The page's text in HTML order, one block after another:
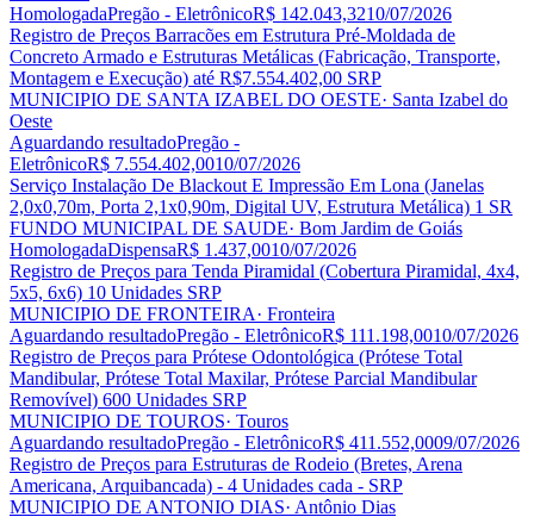
HomologadaPregão - EletrônicoR$ 142.043,3210/07/2026
Registro de Preços Barracões em Estrutura Pré-Moldada de
Concreto Armado e Estruturas Metálicas (Fabricação, Transporte,
Montagem e Execução) até R$7.554.402,00 SRP
MUNICIPIO DE SANTA IZABEL DO OESTE· Santa Izabel do
Oeste
Aguardando resultadoPregão -
EletrônicoR$ 7.554.402,0010/07/2026
Serviço Instalação De Blackout E Impressão Em Lona (Janelas
2,0x0,70m, Porta 2,1x0,90m, Digital UV, Estrutura Metálica) 1 SR
FUNDO MUNICIPAL DE SAUDE· Bom Jardim de Goiás
HomologadaDispensaR$ 1.437,0010/07/2026
Registro de Preços para Tenda Piramidal (Cobertura Piramidal, 4x4,
5x5, 6x6) 10 Unidades SRP
MUNICIPIO DE FRONTEIRA· Fronteira
Aguardando resultadoPregão - EletrônicoR$ 111.198,0010/07/2026
Registro de Preços para Prótese Odontológica (Prótese Total
Mandibular, Prótese Total Maxilar, Prótese Parcial Mandibular
Removível) 600 Unidades SRP
MUNICIPIO DE TOUROS· Touros
Aguardando resultadoPregão - EletrônicoR$ 411.552,0009/07/2026
Registro de Preços para Estruturas de Rodeio (Bretes, Arena
Americana, Arquibancada) - 4 Unidades cada - SRP
MUNICIPIO DE ANTONIO DIAS· Antônio Dias